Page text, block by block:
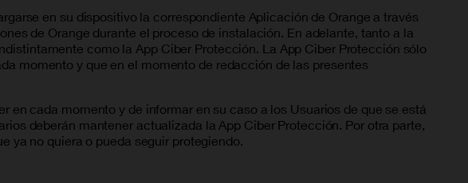
en su dispositivo la correspondiente Aplicación de Orange a través
de Orange durante el proceso de instalación. En adelante, tanto a la
como la App Ciber Protección. La App Ciber Protección sólo
momento y que en el momento de redacción de las presentes
cada momento y de informar en su caso a los Usuarios de que se está
deberán mantener actualizada la App Ciber Protección. Por otra parte,
ya no quiera o pueda seguir protegiendo.